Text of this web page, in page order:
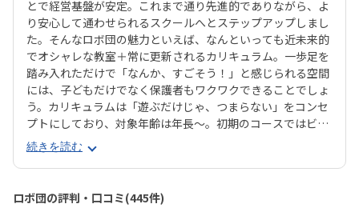
とで経営基盤が安定。これまで通り先進的でありながら、よ
り安心して通わせられるスクールへとステップアップしまし
た。そんなロボ団の魅力といえば、なんといっても近未来的
でオシャレな教室＋常に更新されるカリキュラム。一歩足を
踏み入れただけで「なんか、すごそう！」と感じられる空間
には、子どもだけでなく保護者もワクワクできることでしょ
う。カリキュラムは「遊ぶだけじゃ、つまらない」をコンセ
プトにしており、対象年齢は年長〜。初期のコースではビジ
ュアルプログラミング言語のScratch（スクラッチ）で学
び、徐々にステップアップしてPython（パイソン）へと発
展していきます。間口は広く設けながら、ロボコンへの出場
者も多数輩出している実力派スクールです。ロボットは貸し
出し制なので、教材費がかからないのも魅力。通塾するごと
続きを読む
ロボ団の評判・口コミ(445件)